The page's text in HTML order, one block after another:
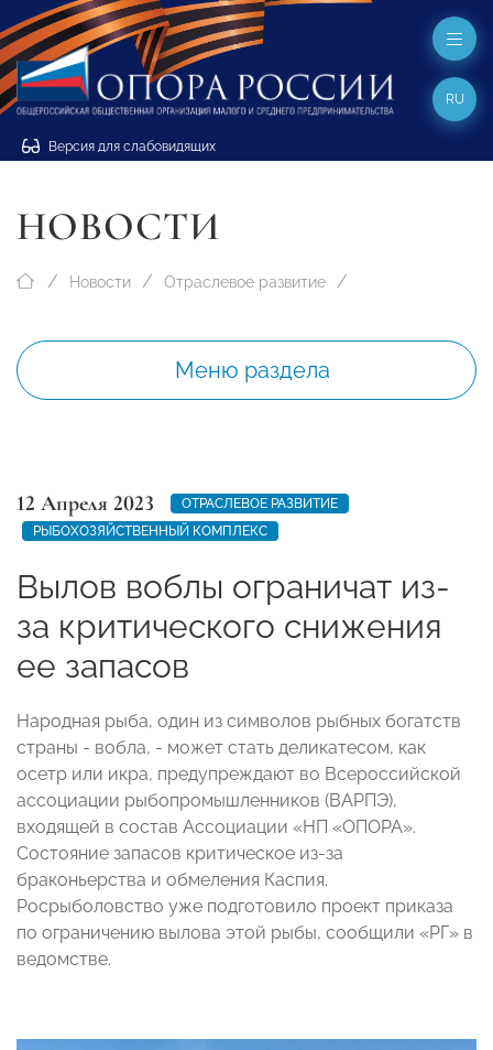
Версия для слабовидящих
RU
НОВОСТИ
Новости Отраслевое развитие
Меню раздела
12 Апреля 2023
ОТРАСЛЕВОЕ РАЗВИТИЕ
РЫБОХОЗЯЙСТВЕННЫЙ КОМПЛЕКС
Вылов воблы ограничат из-
за критического снижения
ее запасов
Народная рыба, один из символов рыбных богатств
страны - вобла, - может стать деликатесом, как
осетр или икра, предупреждают во Всероссийской
ассоциации рыбопромышленников (ВАРПЭ),
входящей в состав Ассоциации «НП «ОПОРА».
Состояние запасов критическое из-за
браконьерства и обмеления Каспия.
Росрыболовство уже подготовило проект приказа
по ограничению вылова этой рыбы, сообщили «РГ» в
ведомстве.